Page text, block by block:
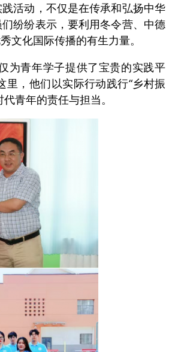
活动，不仅是在传承和弘扬中华
纷纷表示，要利用冬令营、中德
文化国际传播的有生力量。
为青年学子提供了宝贵的实践平
，他们以实际行动践行“乡村振
青年的责任与担当。